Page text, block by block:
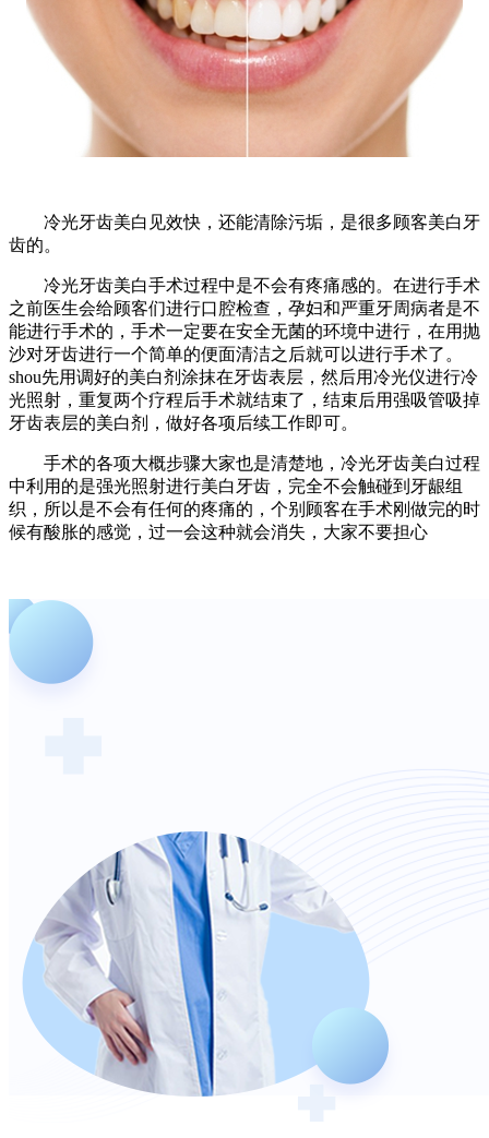
冷光牙齿美白见效快，还能清除污垢，是很多顾客美白牙
齿的。
冷光牙齿美白手术过程中是不会有疼痛感的。在进行手术
之前医生会给顾客们进行口腔检查，孕妇和严重牙周病者是不
能进行手术的，手术一定要在安全无菌的环境中进行，在用抛
沙对牙齿进行一个简单的便面清洁之后就可以进行手术了。
shou先用调好的美白剂涂抹在牙齿表层，然后用冷光仪进行冷
光照射，重复两个疗程后手术就结束了，结束后用强吸管吸掉
牙齿表层的美白剂，做好各项后续工作即可。
手术的各项大概步骤大家也是清楚地，冷光牙齿美白过程
中利用的是强光照射进行美白牙齿，完全不会触碰到牙龈组
织，所以是不会有任何的疼痛的，个别顾客在手术刚做完的时
候有酸胀的感觉，过一会这种就会消失，大家不要担心